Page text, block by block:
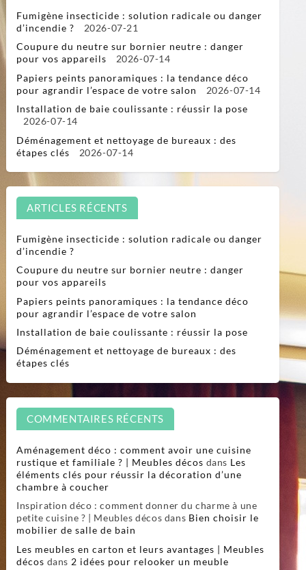
Fumigène insecticide : solution radicale ou danger
d’incendie ?
2026-07-21
Coupure du neutre sur bornier neutre : danger
pour vos appareils
2026-07-14
Papiers peints panoramiques : la tendance déco
pour agrandir l’espace de votre salon
2026-07-14
Installation de baie coulissante : réussir la pose
2026-07-14
Déménagement et nettoyage de bureaux : des
étapes clés
2026-07-14
ARTICLES RÉCENTS
Fumigène insecticide : solution radicale ou danger
d’incendie ?
Coupure du neutre sur bornier neutre : danger
pour vos appareils
Papiers peints panoramiques : la tendance déco
pour agrandir l’espace de votre salon
Installation de baie coulissante : réussir la pose
Déménagement et nettoyage de bureaux : des
étapes clés
COMMENTAIRES RÉCENTS
Aménagement déco : comment avoir une cuisine
rustique et familiale ? | Meubles décos dans Les
éléments clés pour réussir la décoration d’une
chambre à coucher
Inspiration déco : comment donner du charme à une
petite cuisine ? | Meubles décos dans Bien choisir le
mobilier de salle de bain
Les meubles en carton et leurs avantages | Meubles
décos dans 2 idées pour relooker un meuble